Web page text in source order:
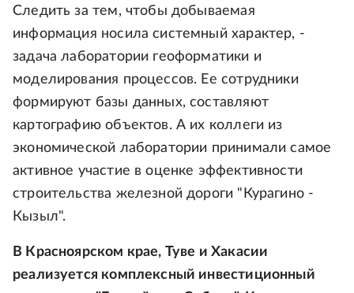
Следить за тем, чтобы добываемая
информация носила системный характер, -
задача лаборатории геоформатики и
моделирования процессов. Ее сотрудники
формируют базы данных, составляют
картографию объектов. А их коллеги из
экономической лаборатории принимали самое
активное участие в оценке эффективности
строительства железной дороги "Курагино -
Кызыл".
В Красноярском крае, Туве и Хакасии
реализуется комплексный инвестиционный